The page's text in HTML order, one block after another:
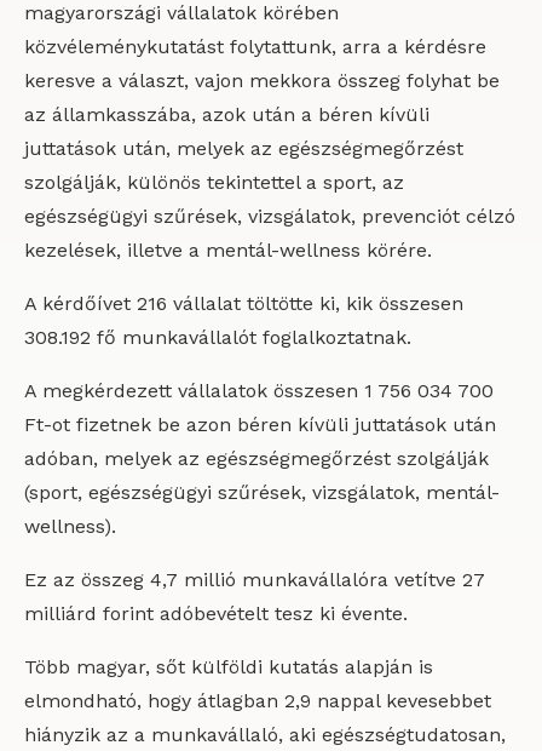
magyarországi vállalatok körében
közvéleménykutatást folytattunk, arra a kérdésre
keresve a választ, vajon mekkora összeg folyhat be
az államkasszába, azok után a béren kívüli
juttatások után, melyek az egészségmegőrzést
szolgálják, különös tekintettel a sport, az
egészségügyi szűrések, vizsgálatok, prevenciót célzó
kezelések, illetve a mentál-wellness körére.
A kérdőívet 216 vállalat töltötte ki, kik összesen
308.192 fő munkavállalót foglalkoztatnak.
A megkérdezett vállalatok összesen 1 756 034 700
Ft-ot fizetnek be azon béren kívüli juttatások után
adóban, melyek az egészségmegőrzést szolgálják
(sport, egészségügyi szűrések, vizsgálatok, mentál-
wellness).
Ez az összeg 4,7 millió munkavállalóra vetítve 27
milliárd forint adóbevételt tesz ki évente.
Több magyar, sőt külföldi kutatás alapján is
elmondható, hogy átlagban 2,9 nappal kevesebbet
hiányzik az a munkavállaló, aki egészségtudatosan,